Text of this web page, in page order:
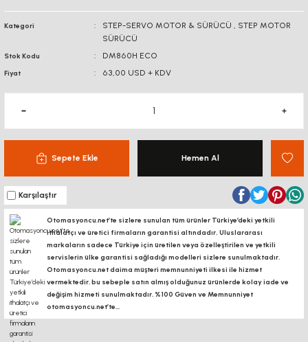
Kategori STEP-SERVO MOTOR & SÜRÜCÜ , STEP MOTOR
SÜRÜCÜ
Stok Kodu DM860H ECO
Fiyat 63,00 USD + KDV
Sepete Ekle Hemen Al
Karşılaştır
Otomasyoncu.net’te sizlere sunulan tüm ürünler Türkiye’deki yetkili
ithalatçı ve üretici firmaların garantisi altındadır, Uluslararası
markaların sadece Türkiye için üretilen veya özelleştirilen ve yetkili
servislerin ülke garantisi sağladığı modelleri sizlere sunulmaktadır.
Otomasyoncu.net daima müşteri memnunniyeti ilkesi ile hizmet
vermektedir. bu sebeple satın almış olduğunuz ürünlerde kolay iade ve
değişim hizmeti sunulmaktadır. %100 Güven ve Memnunniyet
otomasyoncu.net’te...